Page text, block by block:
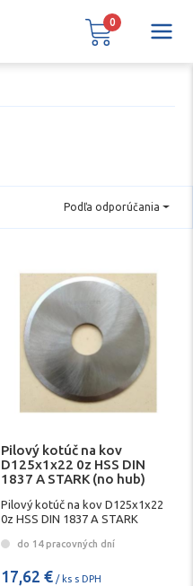
Podľa odporúčania
Pilový kotúč na kov
D125x1x22 0z HSS DIN
1837 A STARK (no hub)
Pilový kotúč na kov D125x1x22
0z HSS DIN 1837 A STARK
do 14 pracovných dní
17,62 € / ks s DPH
0